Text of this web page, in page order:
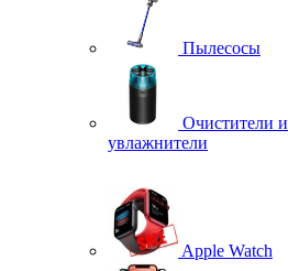
Пылесосы
Очистители и
увлажнители
Apple Watch